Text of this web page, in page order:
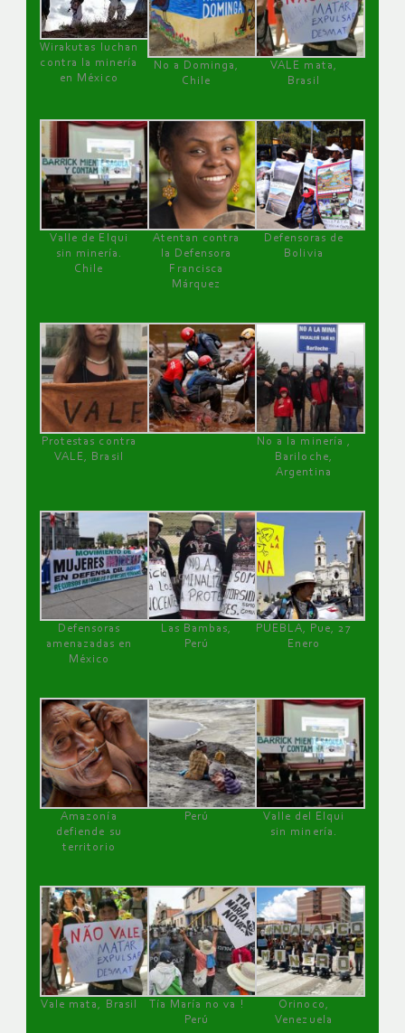
Wirakutas luchan
contra la minería
en México
No a Dominga,
Chile
VALE mata,
Brasil
Valle de Elqui
sin minería.
Chile
Atentan contra
la Defensora
Francisca
Márquez
Defensoras de
Bolivia
Protestas contra
VALE, Brasil
No a la minería ,
Bariloche,
Argentina
Defensoras
amenazadas en
México
Las Bambas,
Perú
PUEBLA, Pue, 27
Enero
Amazonía
defiende su
territorio
Perú
Valle del Elqui
sin minería.
Vale mata, Brasil
Tía María no va !
Perú
Orinoco,
Venezuela